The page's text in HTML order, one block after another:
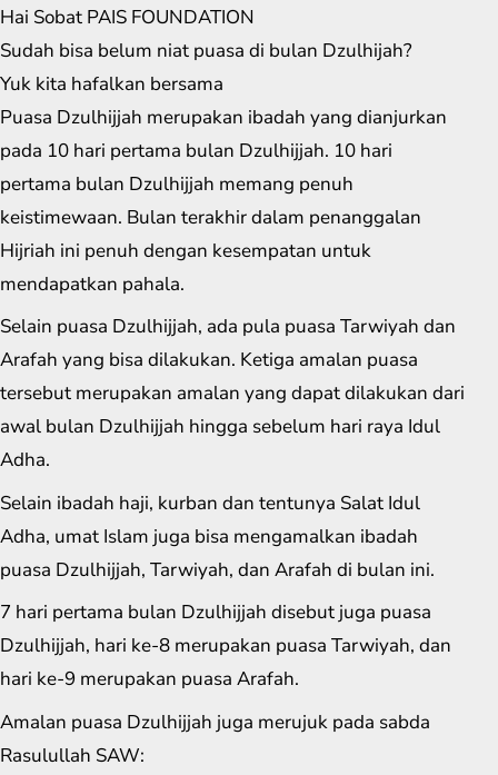
Hai Sobat PAIS FOUNDATION
Sudah bisa belum niat puasa di bulan Dzulhijah?
Yuk kita hafalkan bersama
Puasa Dzulhijjah merupakan ibadah yang dianjurkan
pada 10 hari pertama bulan Dzulhijjah. 10 hari
pertama bulan Dzulhijjah memang penuh
keistimewaan. Bulan terakhir dalam penanggalan
Hijriah ini penuh dengan kesempatan untuk
mendapatkan pahala.
Selain puasa Dzulhijjah, ada pula puasa Tarwiyah dan
Arafah yang bisa dilakukan. Ketiga amalan puasa
tersebut merupakan amalan yang dapat dilakukan dari
awal bulan Dzulhijjah hingga sebelum hari raya Idul
Adha.
Selain ibadah haji, kurban dan tentunya Salat Idul
Adha, umat Islam juga bisa mengamalkan ibadah
puasa Dzulhijjah, Tarwiyah, dan Arafah di bulan ini.
7 hari pertama bulan Dzulhijjah disebut juga puasa
Dzulhijjah, hari ke-8 merupakan puasa Tarwiyah, dan
hari ke-9 merupakan puasa Arafah.
Amalan puasa Dzulhijjah juga merujuk pada sabda
Rasulullah SAW: